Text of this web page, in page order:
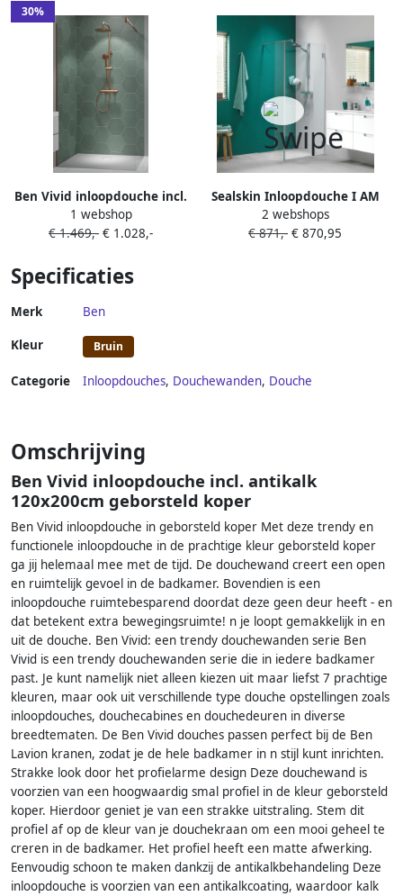
30%
Ben Vivid inloopdouche incl.
antikalk 140x200cm
geborsteld koper
1 webshop
€ 1.469,- € 1.028,-
Sealskin Inloopdouche I AM
Type A1 120x30x200 cm
Helder Glas Antikalk RVS
2 webshops
€ 871,- € 870,95
Specificaties
Merk Ben
Kleur Bruin
Categorie Inloopdouches, Douchewanden, Douche
Omschrijving
Ben Vivid inloopdouche incl. antikalk
120x200cm geborsteld koper
Ben Vivid inloopdouche in geborsteld koper Met deze trendy en
functionele inloopdouche in de prachtige kleur geborsteld koper
ga jij helemaal mee met de tijd. De douchewand creert een open
en ruimtelijk gevoel in de badkamer. Bovendien is een
inloopdouche ruimtebesparend doordat deze geen deur heeft - en
dat betekent extra bewegingsruimte! n je loopt gemakkelijk in en
uit de douche. Ben Vivid: een trendy douchewanden serie Ben
Vivid is een trendy douchewanden serie die in iedere badkamer
past. Je kunt namelijk niet alleen kiezen uit maar liefst 7 prachtige
kleuren, maar ook uit verschillende type douche opstellingen zoals
inloopdouches, douchecabines en douchedeuren in diverse
breedtematen. De Ben Vivid douches passen perfect bij de Ben
Lavion kranen, zodat je de hele badkamer in n stijl kunt inrichten.
Strakke look door het profielarme design Deze douchewand is
voorzien van een hoogwaardig smal profiel in de kleur geborsteld
koper. Hierdoor geniet je van een strakke uitstraling. Stem dit
profiel af op de kleur van je douchekraan om een mooi geheel te
creren in de badkamer. Het profiel heeft een matte afwerking.
Eenvoudig schoon te maken dankzij de antikalkbehandeling Deze
inloopdouche is voorzien van een antikalkcoating, waardoor kalk